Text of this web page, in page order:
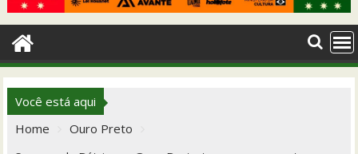
Você está aqui
Home
Ouro Preto